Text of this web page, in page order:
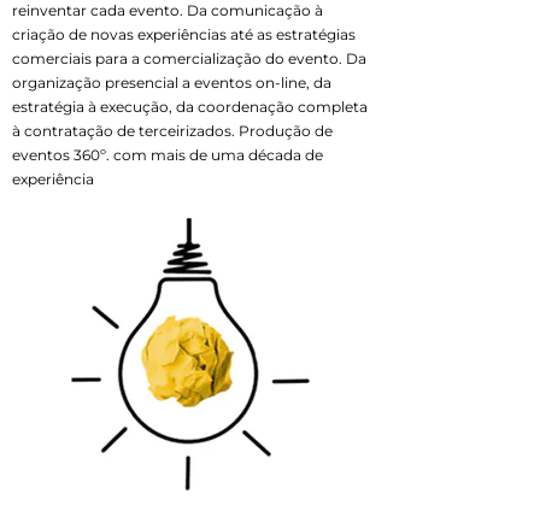
reinventar cada evento. Da comunicação à
criação de novas experiências até as estratégias
comerciais para a comercialização do evento. Da
organização presencial a eventos on-line, da
estratégia à execução, da coordenação completa
à contratação de terceirizados. Produção de
eventos 360º. com mais de uma década de
experiência